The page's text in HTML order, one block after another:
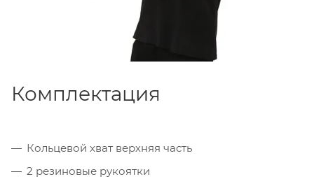
Комплектация
Кольцевой хват верхняя часть
2 резиновые рукоятки